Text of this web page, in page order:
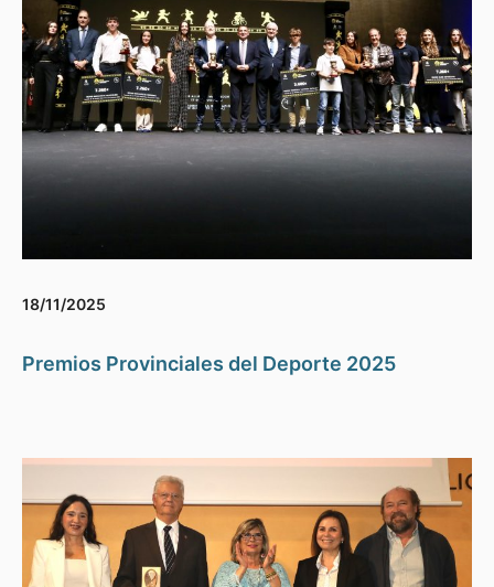
18/11/2025
Premios Provinciales del Deporte 2025